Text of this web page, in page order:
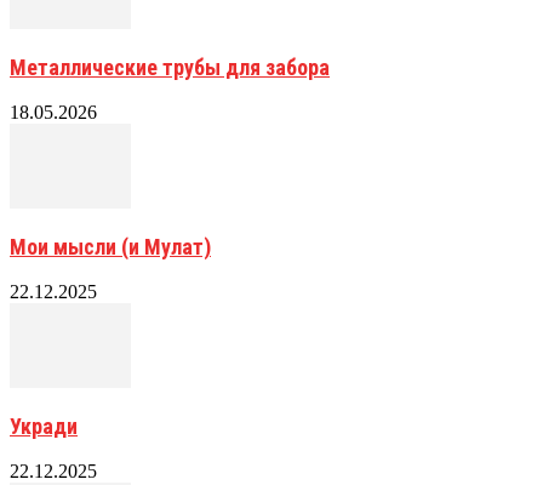
Металлические трубы для забора
18.05.2026
Мои мысли (и Мулат)
22.12.2025
Укради
22.12.2025